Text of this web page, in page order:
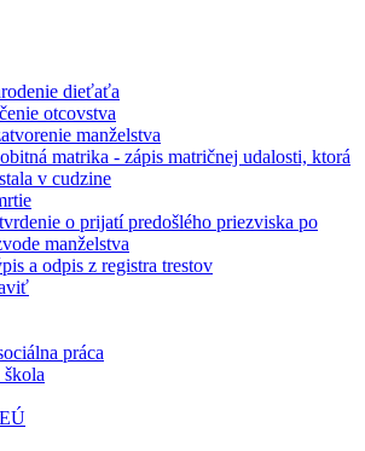
dieťaťa
otcovstva
manželstva
matrika - zápis matričnej udalosti, ktorá
v cudzine
o prijatí predošlého priezviska po
manželstva
a odpis z registra trestov
práca
škola